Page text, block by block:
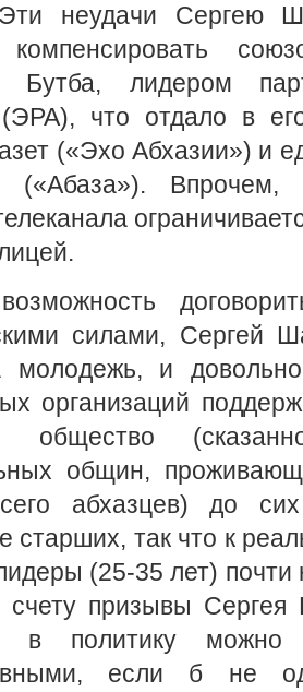
неудачи Сергею
компенсировать
Бутба, лидером
(ЭРА), что отдало в
(«Эхо Абхазии») и
(«Абаза»).
силами, Сергей
молодежь, и
организаций
общество
общин,
абхазцев) до
старших, так что к
(25-35 лет)
счету призывы
в политику
если б не